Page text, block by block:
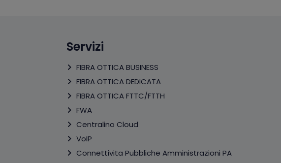
Servizi
FIBRA OTTICA BUSINESS
FIBRA OTTICA DEDICATA
FIBRA OTTICA FTTC/FTTH
FWA
Centralino Cloud
VoIP
Connettivita Pubbliche Amministrazioni PA